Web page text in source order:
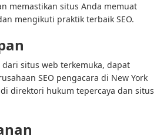
memastikan situs Anda memuat
mengikuti praktik terbaik SEO.
situs web terkemuka, dapat
SEO pengacara di New York
direktori hukum tepercaya dan situs